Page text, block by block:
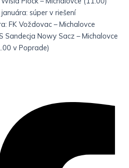
súper v riešení
FK Voždovac – Michalovce
Sandecja Nowy Sacz – Michalovce
v Poprade)